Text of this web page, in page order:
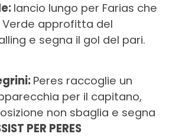
lancio lungo per Farias che
Verde approfitta del
e segna il gol del pari.
Peres raccoglie un
per il capitano,
non sbaglia e segna
PER PERES